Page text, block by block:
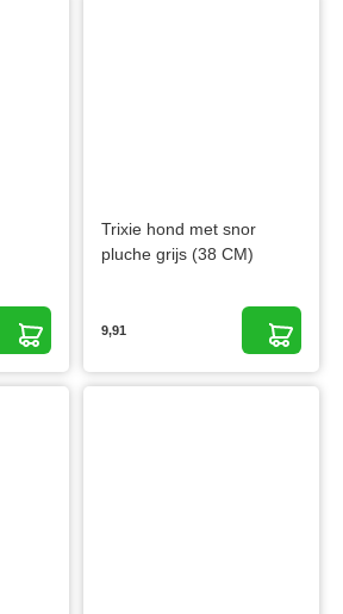
Trixie hond met snor
pluche grijs (38 CM)
9,91